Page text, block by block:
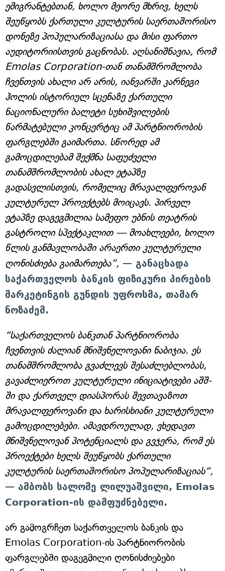
ემიგრანტებთან, ხოლო მეორე მხრივ, ხელს
შეუწყობს ქართული კულტურის საერთაშორისო
დონეზე პოპულარიზაციასა და მისი ფართო
აუდიტორიისთვის გაცნობას. აღსანიშნავია, რომ
Emolas Corporation-თან თანამშრომლობა
ჩვენთვის ახალი არ არის, იანვარში კარნეგი
ჰოლის ისტორიულ სცენაზე ქართული
ნაციონალური ბალეტი სუხიშვილების
წარმატებული კონცერტიც ამ პარტნიორობის
ფარგლებში გაიმართა. სწორედ ამ
გამოცდილებამ შექმნა საფუძველი
თანამშრომლობის ახალ ეტაპზე
გადასვლისთვის, რომელიც მრავალფეროვან
კულტურულ პროექტებს მოიცავს. პირველ
ეტაპზე დაგეგმილია სამეფო უბნის თეატრის
გასტროლი სპექტაკლით — მოახლეები, ხოლო
წლის განმავლობაში არაერთი კულტურული
ღონისძიება გაიმართება”, — განაცხადა
საქართველოს ბანკის ფიზიკური პირების
მარკეტინგის გუნდის უფროსმა, თამარ
ნოზაძემ.
“საქართველოს ბანკთან პარტნიორობა
ჩვენთვის ძალიან მნიშვნელოვანი ნაბიჯია. ეს
თანამშრომლობა გვაძლევს შესაძლებლობას,
გავაძლიეროთ კულტურული ინიციატივები აშშ-
ში და ქართველ დიასპორას შევთავაზოთ
მრავალფეროვანი და ხარისხიანი კულტურული
გამოცდილებები. ამავდროულად, ვხედავთ
მნიშვნელოვან პოტენციალს და გვჯერა, რომ ეს
პროექტები ხელს შეუწყობს ქართული
კულტურის საერთაშორისო პოპულარიზაციას“,
— ამბობს სალომე ლილუაშვილი, Emolas
Corporation-ის დამფუძნებელი.
არ გამოგრჩეთ საქართველოს ბანკის და
Emolas Corporation-ის პარტნიორობის
ფარგლებში დაგეგმილი ღონისძიებები